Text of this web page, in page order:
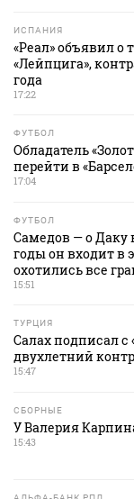
ИСПАНИЯ
«Реал» объявил о
«Лейпцига»,
года
17:22
ФУТБОЛ
Обладатель
перейти в
17:04
ФУТБОЛ
Самедов — о Даку
годы он входит в
охотились все
15:51
ТУРЦИЯ
Салах подписал с
двухлетний
15:47
СБОРНЫЕ
У Валерия
15:43